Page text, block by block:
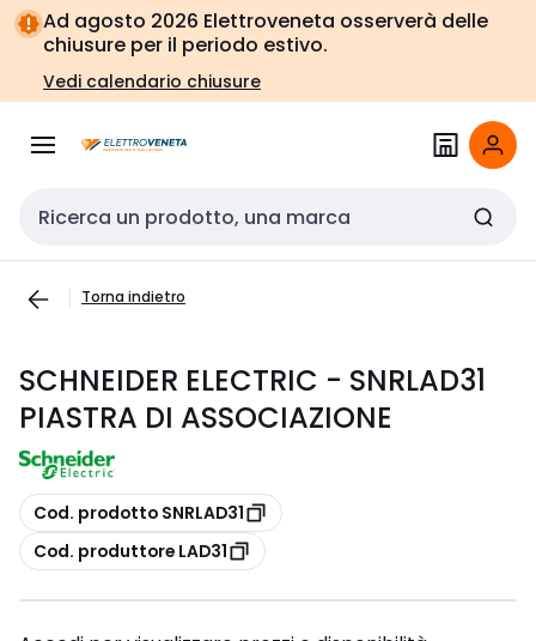
Vai alla
navigazione
Vai
alla
pagina
Ad agosto 2026 Elettroveneta osserverà delle
chiusure per il periodo estivo.
Vedi calendario chiusure
Cerca input
Torna indietro
SCHNEIDER ELECTRIC - SNRLAD31
PIASTRA DI ASSOCIAZIONE
copia
Cod. prodotto SNRLAD31
copia
Cod. produttore LAD31